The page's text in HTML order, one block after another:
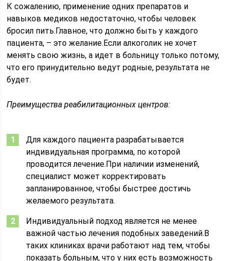
К сожалению, применение одних препаратов и
навыков медиков недостаточно, чтобы человек
бросил пить.Главное, что должно быть у каждого
пациента, – это желание.Если алкоголик не хочет
менять свою жизнь, а идет в больницу только потому,
что его принудительно ведут родные, результата не
будет.
Преимущества реабилитационных центров:
Для каждого пациента разрабатывается
индивидуальная программа, по которой
проводится лечение.При наличии изменений,
специалист может корректировать
запланированное, чтобы быстрее достичь
желаемого результата.
Индивидуальный подход является не менее
важной частью лечения подобных заведений.В
таких клиниках врачи работают над тем, чтобы
показать больным, что у них есть возможность